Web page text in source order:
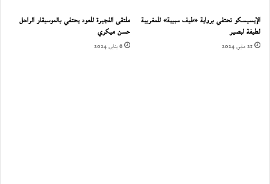
الإيسيسكو تحتفي برواية «طيف سبيبة» للمغربية
لطيفة لبصير
21 مايو، 2024
ملتقى الفجيرة للعود يحتفي بالموسيقار الراحل
حسن ميكري
6 يناير، 2024